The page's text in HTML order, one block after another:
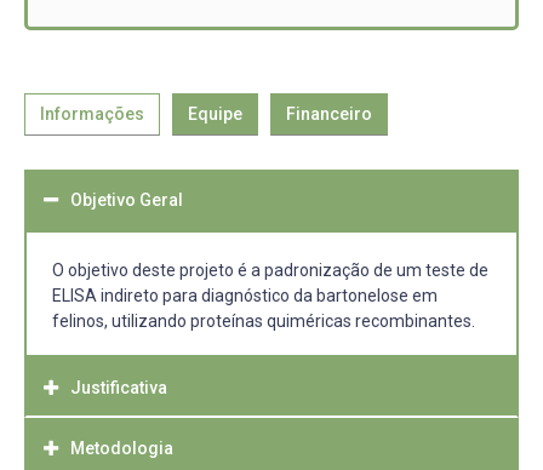
Informações Equipe Financeiro
Objetivo Geral
O objetivo deste projeto é a padronização de um teste de
ELISA indireto para diagnóstico da bartonelose em
felinos, utilizando proteínas quiméricas recombinantes.
Justificativa
Considerando a importância da bartonelose não somente
Metodologia